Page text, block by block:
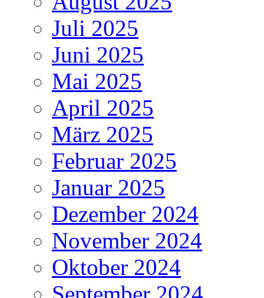
Juli 2025
Juni 2025
Mai 2025
April 2025
März 2025
Februar 2025
Januar 2025
Dezember 2024
November 2024
Oktober 2024